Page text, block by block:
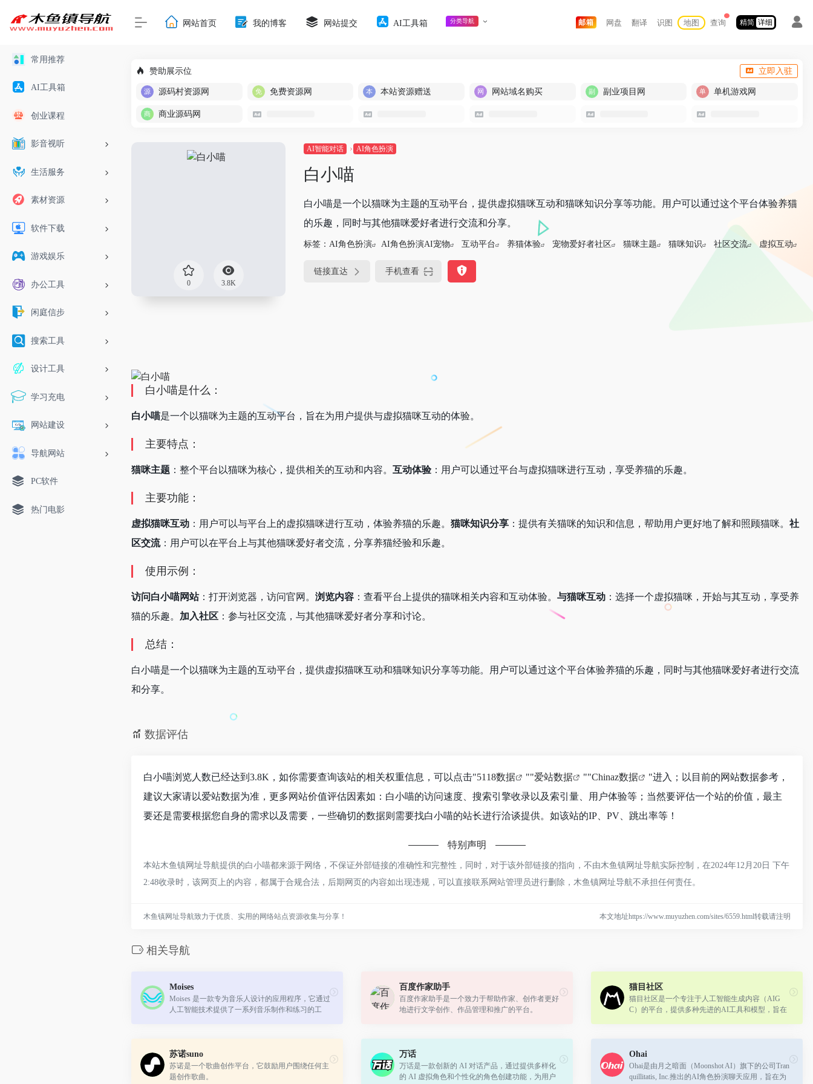
常用推荐
AI工具箱
创业课程
影音视听
生活服务
素材资源
软件下载
游戏娱乐
办公工具
闲庭信步
搜索工具
设计工具
学习充电
网站建设
导航网站
PC软件
热门电影
网站首页 我的博客 网站提交 AI工具箱 分类导航 邮箱 网盘 翻译 识图 地图 查询 精简 详细
赞助展示位 立即入驻
源码村资源网 免费资源网 本站资源赠送 网站域名购买 副业项目网 单机游戏网
商业源码网
0 3.8K
AI智能对话 AI角色扮演
白小喵
白小喵是一个以猫咪为主题的互动平台，提供虚拟猫咪互动和猫咪知识分享等功能。用户可以通过这个平台体验养猫
的乐趣，同时与其他猫咪爱好者进行交流和分享。
标签： AI角色扮演 AI角色扮演AI宠物 互动平台 养猫体验 宠物爱好者社区 猫咪主题 猫咪知识 社区交流 虚拟互动
链接直达 手机查看
白小喵是什么：
白小喵是一个以猫咪为主题的互动平台，旨在为用户提供与虚拟猫咪互动的体验。
主要特点：
猫咪主题 ：整个平台以猫咪为核心，提供相关的互动和内容。 互动体验：用户可以通过平台与虚拟猫咪进行互动，享受养猫的乐趣。
主要功能：
虚拟猫咪互动 ：用户可以与平台上的虚拟猫咪进行互动，体验养猫的乐趣。 猫咪知识分享 ：提供有关猫咪的知识和信息，帮助用户更好地了解和照顾猫咪。 社
区交流：用户可以在平台上与其他猫咪爱好者交流，分享养猫经验和乐趣。
使用示例：
访问白小喵网站：打开浏览器，访问官网。 浏览内容 ：查看平台上提供的猫咪相关内容和互动体验。 与猫咪互动 ：选择一个虚拟猫咪，开始与其互动，享受养
猫的乐趣。 加入社区 ：参与社区交流，与其他猫咪爱好者分享和讨论。
总结：
白小喵是一个以猫咪为主题的互动平台，提供虚拟猫咪互动和猫咪知识分享等功能。用户可以通过这个平台体验养猫的乐趣，同时与其他猫咪爱好者进行交流
和分享。
数据评估
白小喵浏览人数已经达到3.8K，如你需要查询该站的相关权重信息，可以点击"5118数据 ""爱站数据 ""Chinaz数据
"进入；以目前的网站数据参考，
建议大家请以爱站数据为准，更多网站价值评估因素如：白小喵的访问速度、搜索引擎收录以及索引量、用户体验等；当然要评估一个站的价值，最主
要还是需要根据您自身的需求以及需要，一些确切的数据则需要找白小喵的站长进行洽谈提供。如该站的IP、PV、跳出率等！
特别声明
本站木鱼镇网址导航提供的白小喵都来源于网络，不保证外部链接的准确性和完整性，同时，对于该外部链接的指向，不由木鱼镇网址导航实际控制，在2024年12月20日 下午
2:48收录时，该网页上的内容，都属于合规合法，后期网页的内容如出现违规，可以直接联系网站管理员进行删除，木鱼镇网址导航不承担任何责任。
木鱼镇网址导航致力于优质、实用的网络站点资源收集与分享！ 本文地址https://www.muyuzhen.com/sites/6559.html转载请注明
相关导航
Moises
Moises 是一款专为音乐人设计的应用程序，它通过
人工智能技术提供了一系列音乐制作和练习的工
百度作家助手
百度作家助手是一个致力于帮助作家、创作者更好
地进行文学创作、作品管理和推广的平台。
猫目社区
猫目社区是一个专注于人工智能生成内容（AIG
C）的平台，提供多种先进的AI工具和模型，旨在
苏诺suno
苏诺是一个歌曲创作平台，它鼓励用户围绕任何主
题创作歌曲。
万话
万话是一款创新的 AI 对话产品，通过提供多样化
的 AI 虚拟角色和个性化的角色创建功能，为用户
Ohai
Ohai是由月之暗面（Moonshot AI）旗下的公司Tran
quillitatis, Inc.推出的AI角色扮演聊天应用，旨在为